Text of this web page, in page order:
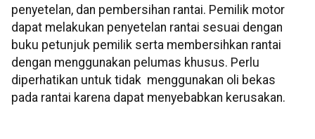
penyetelan, dan pembersihan rantai. Pemilik motor
dapat melakukan penyetelan rantai sesuai dengan
buku petunjuk pemilik serta membersihkan rantai
dengan menggunakan pelumas khusus. Perlu
diperhatikan untuk tidak menggunakan oli bekas
pada rantai karena dapat menyebabkan kerusakan.